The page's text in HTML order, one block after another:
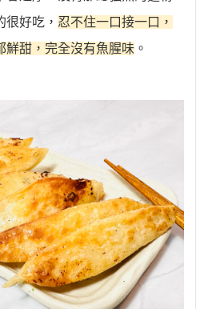
好吃， 忍不住一口接一口，
鮮甜，完全沒有魚腥味 。